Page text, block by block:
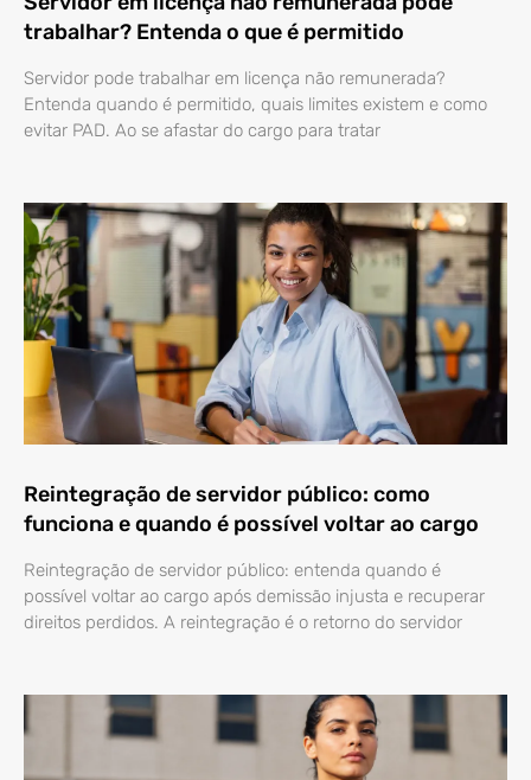
trabalhar? Entenda o que é permitido
Servidor pode trabalhar em licença não remunerada?
Entenda quando é permitido, quais limites existem e como
evitar PAD. Ao se afastar do cargo para tratar
Reintegração de servidor público: como
funciona e quando é possível voltar ao cargo
Reintegração de servidor público: entenda quando é
possível voltar ao cargo após demissão injusta e recuperar
direitos perdidos. A reintegração é o retorno do servidor